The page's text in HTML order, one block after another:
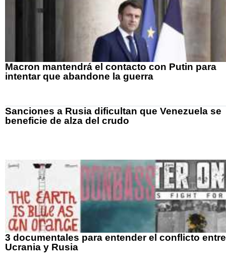
Macron mantendrá el contacto con Putin para
intentar que abandone la guerra
Sanciones a Rusia dificultan que Venezuela se
beneficie de alza del crudo
3 documentales para entender el conflicto entre
Ucrania y Rusia